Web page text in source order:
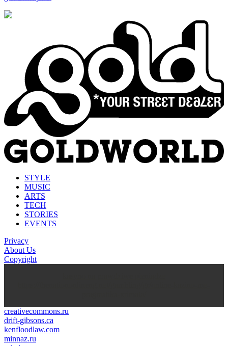
STYLE
MUSIC
ARTS
TECH
STORIES
EVENTS
Privacy
About Us
Copyright
creativecommons.ru
drift-gibsons.ca
kenfloodlaw.com
minnaz.ru